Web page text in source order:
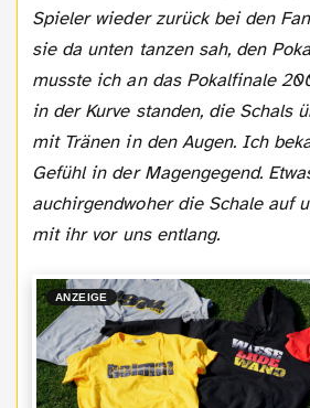
Spieler wieder zurück bei den
sie da unten tanzen sah, den
musste ich an das Pokalfinale
in der Kurve standen, die Schals
mit Tränen in den Augen. Ich
Gefühl in der Magengegend.
auchirgendwoher die Schale auf
mit ihr vor uns entlang.
ANZEIGE